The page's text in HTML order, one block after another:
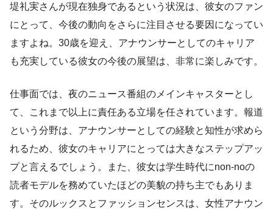
堤礼実さんが現在独身であるという状況は、彼女のファン
にとって、今後の動向をさらに注目させる要因になってい
ますよね。30歳を迎え、アナウンサーとしてのキャリア
も充実している彼女の今後の展望は、非常に楽しみです。
仕事面では、夜のニュース番組のメインキャスターとし
て、これまで以上に責任ある立場を任されています。報道
という分野は、アナウンサーとしての経験と知性が求めら
れるため、彼女のキャリアにとっては大きなステップアッ
プと言えるでしょう。また、彼女は学生時代にnon-noの
読者モデルを務めていたほどの美貌の持ち主でもありま
す。そのルックスとファッションセンスは、女性アナウン